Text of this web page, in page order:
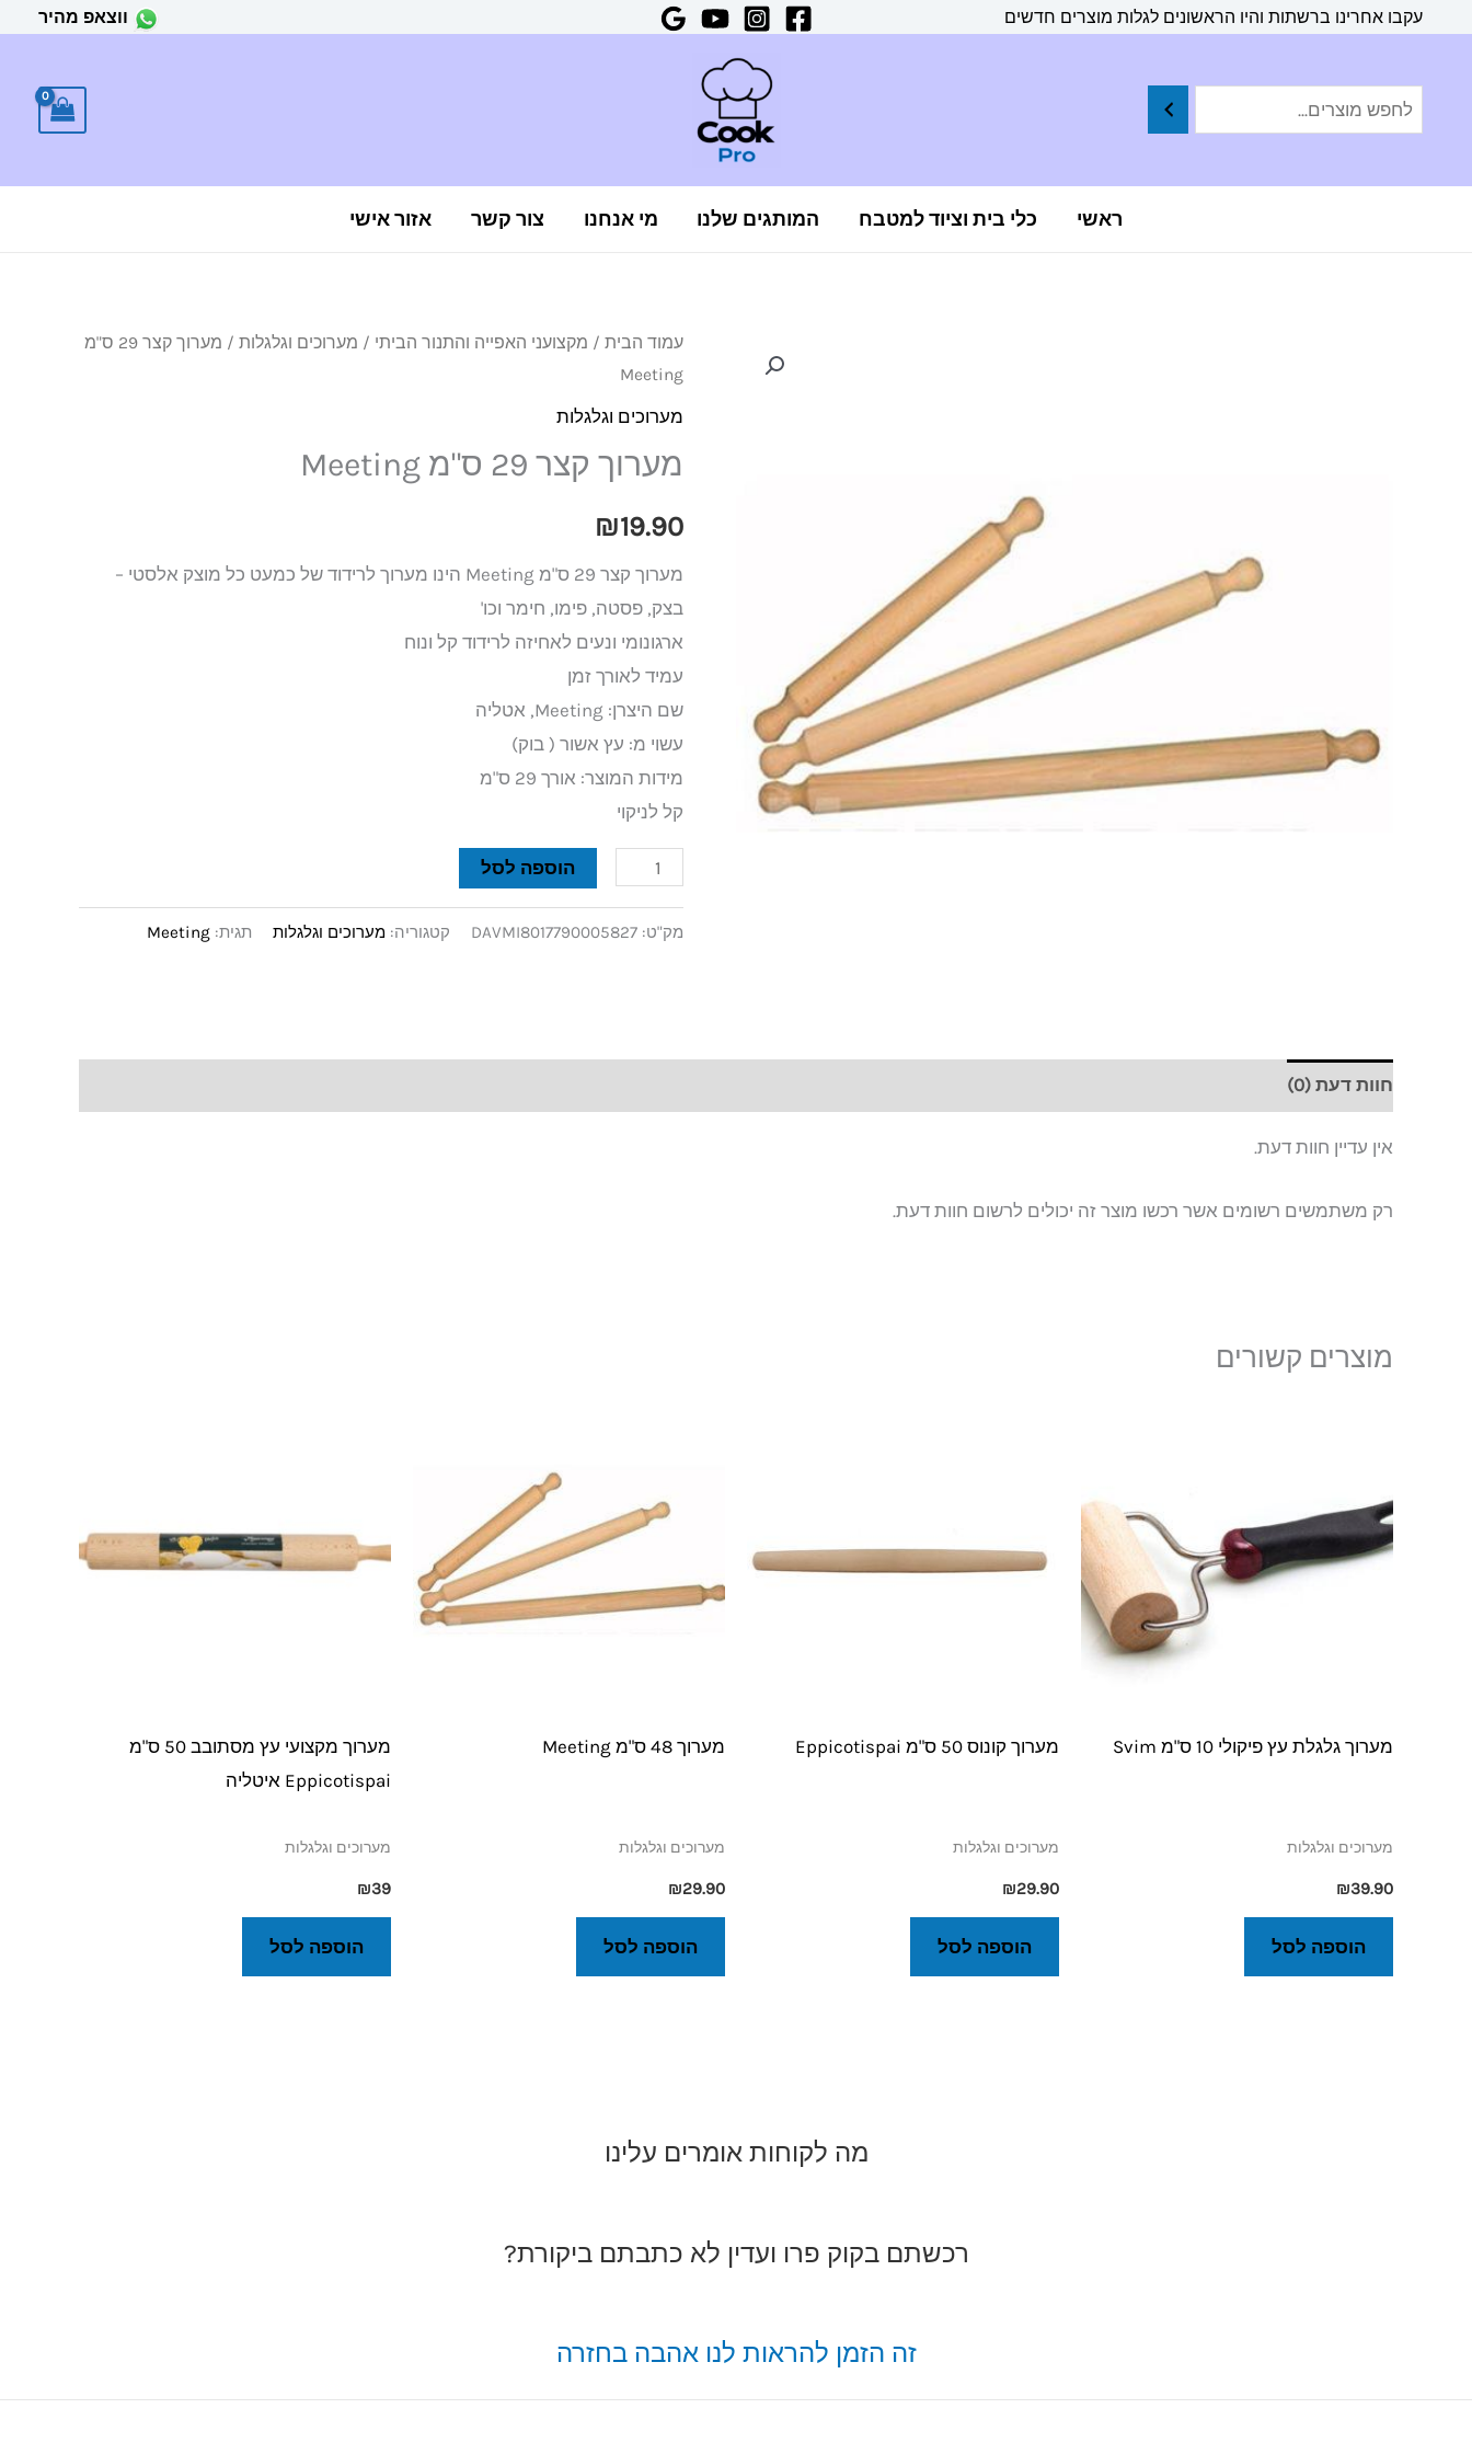
עקבו אחרינו ברשתות והיו הראשונים לגלות מוצרים חדשים ווצאפ מהיר
ראשי כלי בית וציוד למטבח המותגים שלנו מי אנחנו צור קשר אזור אישי
עמוד הבית / מקצועני האפייה והתנור הביתי / מערוכים וגלגלות
/ מערוך קצר 29 ס"מ
Meeting
מערוכים וגלגלות
מערוך קצר 29 ס"מ Meeting
₪19.90
מערוך קצר 29 ס"מ Meeting הינו מערוך לרידוד של כמעט כל מוצק אלסטי –
בצק, פסטה, פימו, חימר וכו'
ארגונומי ונעים לאחיזה לרידוד קל ונוח
עמיד לאורך זמן
שם היצרן: Meeting, אטליה
עשוי מ: עץ אשור ( בוק)
מידות המוצר: אורך 29 ס"מ
קל לניקוי
כמות
של
מערוך
29
ס"מ
הוספה לסל
מק"ט: DAVMI8017790005827 קטגוריה: מערוכים וגלגלות תגית: Meeting
חוות דעת (0)
אין עדיין חוות דעת.
רק משתמשים רשומים אשר רכשו מוצר זה יכולים לרשום חוות דעת.
מוצרים קשורים
מערוך גלגלת עץ פיקולי 10 ס"מ Svim
מערוכים וגלגלות
₪39.90
הוספה לסל
מערוך קונוס 50 ס"מ Eppicotispai
מערוכים וגלגלות
₪29.90
הוספה לסל
מערוך 48 ס"מ Meeting
מערוכים וגלגלות
₪29.90
הוספה לסל
מערוך מקצועי עץ מסתובב 50 ס"מ
Eppicotispai איטליה
מערוכים וגלגלות
₪39
הוספה לסל
מה לקוחות אומרים עלינו
רכשתם בקוק פרו ועדין לא כתבתם ביקורת?
זה הזמן להראות לנו אהבה בחזרה